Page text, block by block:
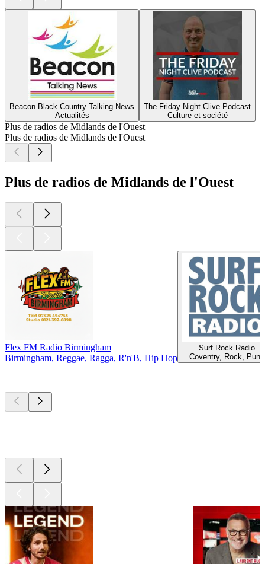
Beacon Black Country Talking News
Actualités
The Friday Night Clive Podcast
Culture et société
Plus de radios de Midlands de l'Ouest
Plus de radios de Midlands de l'Ouest
Plus de radios de Midlands de l'Ouest
Flex FM Radio Birmingham
Birmingham, Reggae, Ragga, R'n'B, Hip Hop
Surf Rock Radio
Coventry, Rock, Punk